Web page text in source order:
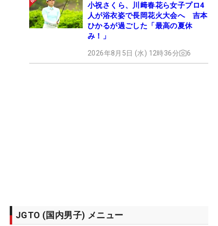
小祝さくら、川﨑春花ら女子プロ4
人が浴衣姿で長岡花火大会へ 吉本
ひかるが過ごした「最高の夏休
み！」
2026年8月5日 (水) 12時36分 6
JGTO (国内男子) メニュー